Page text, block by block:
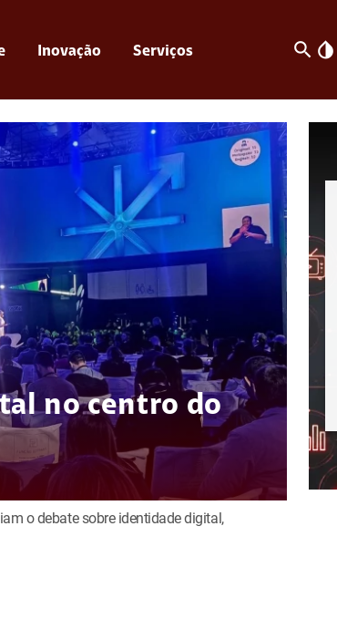
Inovação Serviços search invert_colors
no centro do
o debate sobre identidade digital,